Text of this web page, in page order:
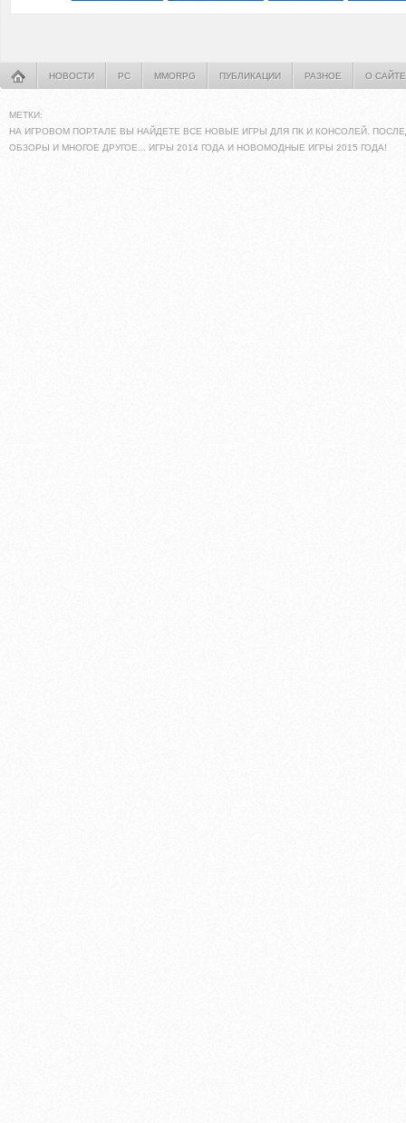
НОВОСТИ PC MMORPG ПУБЛИКАЦИИ РАЗНОЕ О САЙТЕ
МЕТКИ:
НА ИГРОВОМ ПОРТАЛЕ ВЫ НАЙДЕТЕ ВСЕ НОВЫЕ ИГРЫ ДЛЯ ПК И КОНСОЛЕЙ.
ОБЗОРЫ И МНОГОЕ ДРУГОЕ... ИГРЫ 2014 ГОДА И НОВОМОДНЫЕ ИГРЫ 2015 ГОДА!